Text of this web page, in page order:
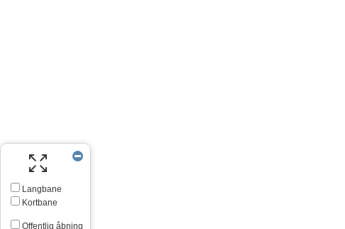
Langbane
Kortbane
Offentlig åbning